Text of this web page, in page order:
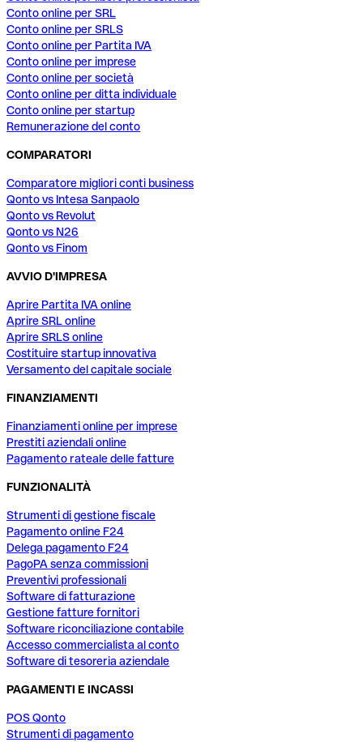
Conto online per SRL
Conto online per SRLS
Conto online per Partita IVA
Conto online per imprese
Conto online per società
Conto online per ditta individuale
Conto online per startup
Remunerazione del conto
COMPARATORI
Comparatore migliori conti business
Qonto vs Intesa Sanpaolo
Qonto vs Revolut
Qonto vs N26
Qonto vs Finom
AVVIO D'IMPRESA
Aprire Partita IVA online
Aprire SRL online
Aprire SRLS online
Costituire startup innovativa
Versamento del capitale sociale
FINANZIAMENTI
Finanziamenti online per imprese
Prestiti aziendali online
Pagamento rateale delle fatture
FUNZIONALITÀ
Strumenti di gestione fiscale
Pagamento online F24
Delega pagamento F24
PagoPA senza commissioni
Preventivi professionali
Software di fatturazione
Gestione fatture fornitori
Software riconciliazione contabile
Accesso commercialista al conto
Software di tesoreria aziendale
PAGAMENTI E INCASSI
POS Qonto
Strumenti di pagamento